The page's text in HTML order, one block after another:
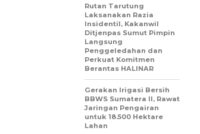
Rutan Tarutung
Laksanakan Razia
Insidentil, Kakanwil
Ditjenpas Sumut Pimpin
Langsung
Penggeledahan dan
Perkuat Komitmen
Berantas HALINAR
Gerakan Irigasi Bersih
BBWS Sumatera II, Rawat
Jaringan Pengairan
untuk 18.500 Hektare
Lahan